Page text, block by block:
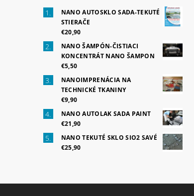
NANO AUTOSKLO SADA-TEKUTÉ
STIERAČE
€20,90
NANO ŠAMPÓN-ČISTIACI
KONCENTRÁT NANO ŠAMPON
€5,50
NANOIMPRENÁCIA NA
TECHNICKÉ TKANINY
€9,90
NANO AUTOLAK SADA PAINT
€21,90
NANO TEKUTÉ SKLO SIO2 SAVÉ
€25,90